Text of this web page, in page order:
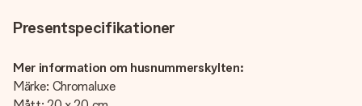
Presentspecifikationer
Mer information om husnummerskylten:
Märke: Chromaluxe